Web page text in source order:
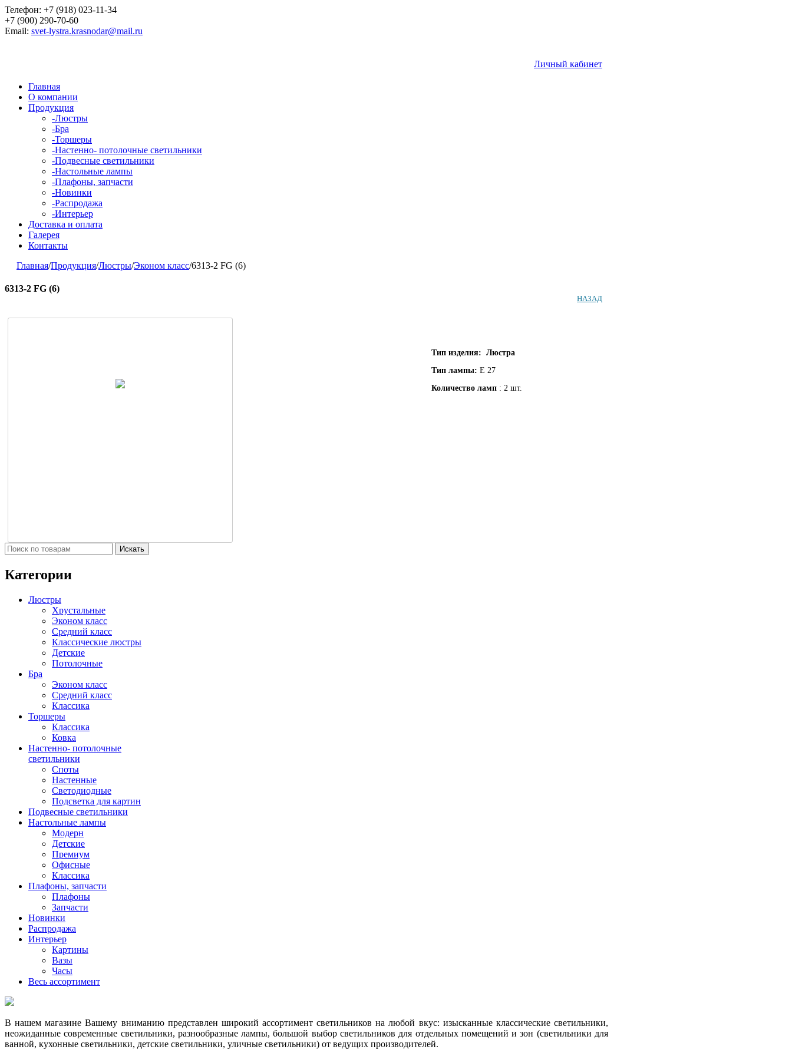
Телефон: +7 (918) 023-11-34
+7 (900) 290-70-60
Email: svet-lystra.krasnodar@mail.ru
Личный кабинет
Главная
О компании
Продукция
-Люстры
-Бра
-Торшеры
-Настенно- потолочные светильники
-Подвесные светильники
-Настольные лампы
-Плафоны, запчасти
-Новинки
-Распродажа
-Интерьер
Доставка и оплата
Галерея
Контакты
Главная/Продукция/Люстры/Эконом класс/6313-2 FG (6)
НАЗАД
6313-2 FG (6)
Тип изделия: Люстра
Тип лампы: Е 27
Количество ламп : 2 шт.
Искать
Категории
Люстры
Хрустальные
Эконом класс
Средний класс
Классические люстры
Детские
Потолочные
Бра
Эконом класс
Средний класс
Классика
Торшеры
Классика
Ковка
Настенно- потолочные
светильники
Споты
Настенные
Светодиодные
Подсветка для картин
Подвесные светильники
Настольные лампы
Модерн
Детские
Премиум
Офисные
Классика
Плафоны, запчасти
Плафоны
Запчасти
Новинки
Распродажа
Интерьер
Картины
Вазы
Часы
Весь ассортимент
В нашем магазине Вашему вниманию представлен широкий ассортимент светильников на любой вкус: изысканные классические светильники,
неожиданные современные светильники, разнообразные лампы, большой выбор светильников для отдельных помещений и зон (светильники для
ванной, кухонные светильники, детские светильники, уличные светильники) от ведущих производителей.